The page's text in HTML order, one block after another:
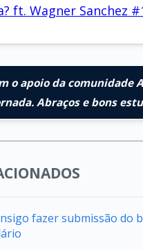
ft. Wagner Sanchez
o apoio da comunidade
Abraços e bons
fazer submissão do